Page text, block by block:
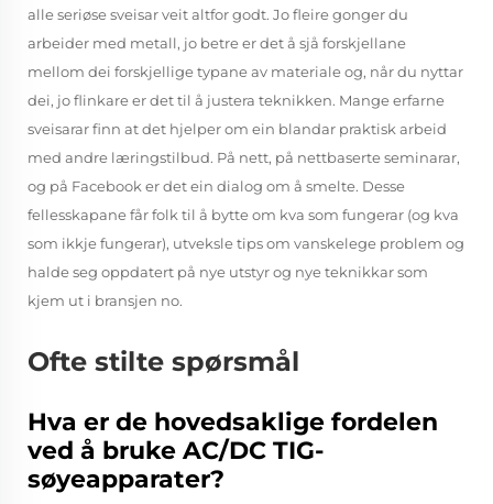
alle seriøse sveisar veit altfor godt. Jo fleire gonger du
arbeider med metall, jo betre er det å sjå forskjellane
mellom dei forskjellige typane av materiale og, når du nyttar
dei, jo flinkare er det til å justera teknikken. Mange erfarne
sveisarar finn at det hjelper om ein blandar praktisk arbeid
med andre læringstilbud. På nett, på nettbaserte seminarar,
og på Facebook er det ein dialog om å smelte. Desse
fellesskapane får folk til å bytte om kva som fungerar (og kva
som ikkje fungerar), utveksle tips om vanskelege problem og
halde seg oppdatert på nye utstyr og nye teknikkar som
kjem ut i bransjen no.
Ofte stilte spørsmål
Hva er de hovedsaklige fordelen
ved å bruke AC/DC TIG-
søyeapparater?